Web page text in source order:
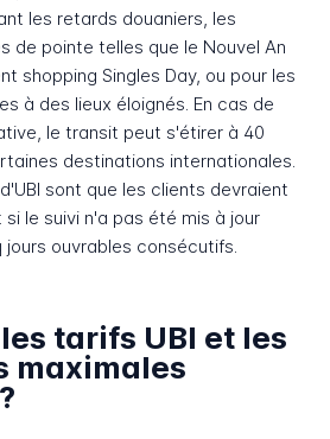
les retards douaniers, les
de pointe telles que le Nouvel An
shopping Singles Day, ou pour les
à des lieux éloignés. En cas de
le transit peut s'étirer à 40
destinations internationales.
sont que les clients devraient
le suivi n'a pas été mis à jour
ouvrables consécutifs.
tarifs UBI et les
maximales